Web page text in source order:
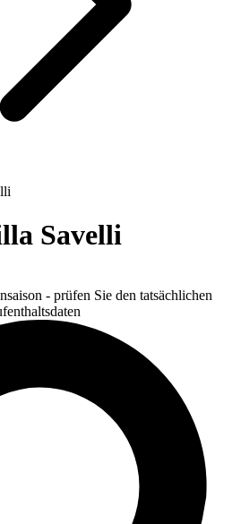
Savelli
- prüfen Sie den tatsächlichen